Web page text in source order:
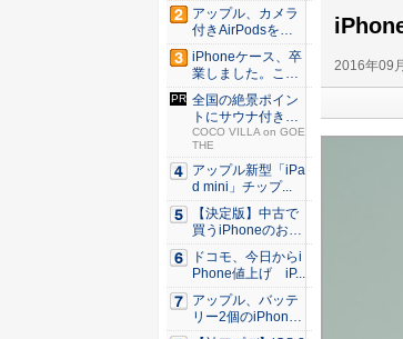
2016年09
アップル、カメラ
付きAirPodsを年
内...
iPhoneケース、卒
業しました。これ
か...
全国の絶景ポイン
トにサウナ付きの
シェア別...
COCO VILLA on GOE
THE
アップル新型「iPa
d mini」チップ...
【決定版】中古で
買うiPhoneのおす
す...
ドコモ、今日からi
Phone値上げ iP...
アップル、バッテ
リー2個のiPhone
準...